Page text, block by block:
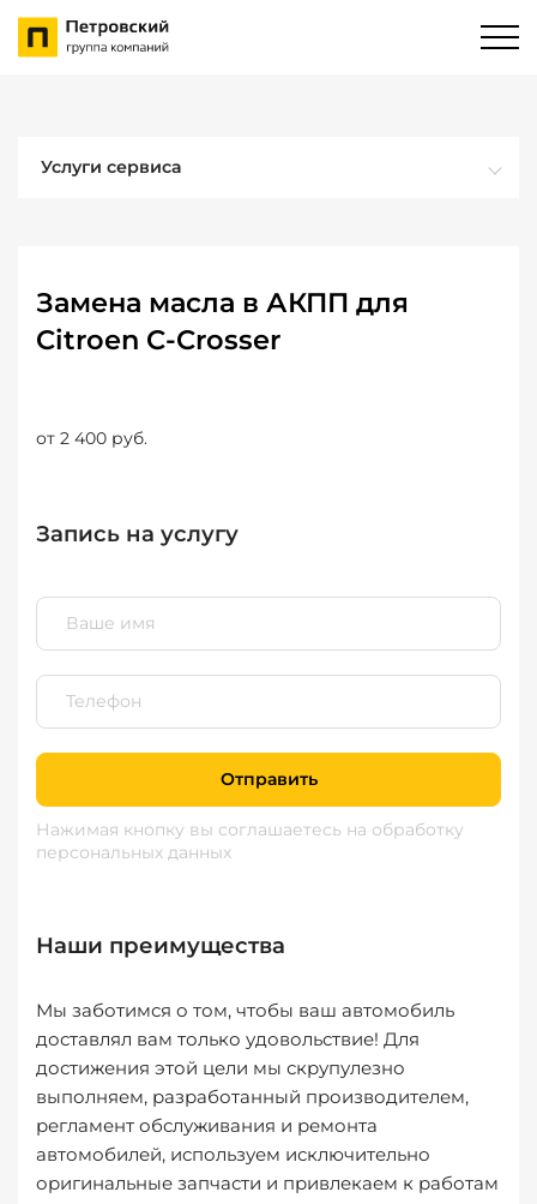
Услуги сервиса
Замена масла в АКПП для
Citroen C-Crosser
от 2 400 руб.
Запись на услугу
Отправить
Нажимая кнопку вы соглашаетесь на обработку
персональных данных
Наши преимущества
Мы заботимся о том, чтобы ваш автомобиль
доставлял вам только удовольствие! Для
достижения этой цели мы скрупулезно
выполняем, разработанный производителем,
регламент обслуживания и ремонта
автомобилей, используем исключительно
оригинальные запчасти и привлекаем к работам